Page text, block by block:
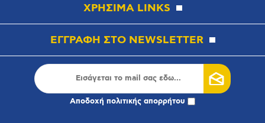
ΧΡΗΣΙΜΑ LINKS
ΕΓΓΡΑΦΗ ΣΤΟ NEWSLETTER
Αποδοχή πολιτικής απορρήτου